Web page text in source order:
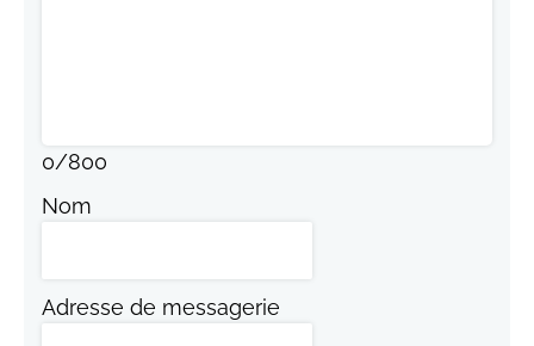
0/800
Nom
Adresse de messagerie